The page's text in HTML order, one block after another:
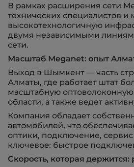
В рамках расширения сети
технических специалистов
высокотехнологичную
двумя независимыми
сети.
Масштаб Meganet: опыт
Выход в Шымкент — часть
Алматы, где работает штат
масштабную оптоволоконную
области, а также ведет
Компания обладает
автомобилей, что
оптики, подключение,
ключевое: быстрое
Скорость, которая